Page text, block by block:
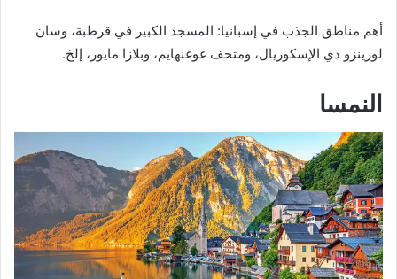
أهم مناطق الجذب في إسبانيا: المسجد الكبير في قرطبة، وسان
لورينزو دي الإسكوريال، ومتحف غوغنهايم، وبلازا مايور، إلخ.
النمسا